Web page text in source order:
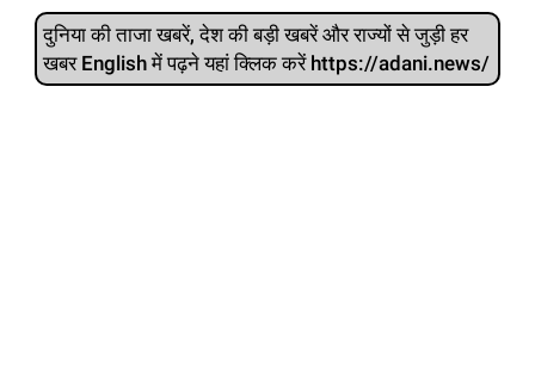
दुनिया की ताजा खबरें, देश की बड़ी खबरें और राज्‍यों से जुड़ी हर
खबर English में पढ़ने यहां क्लिक करें https://adani.news/